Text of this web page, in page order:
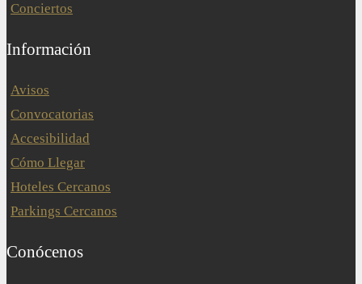
Conciertos
Información
Avisos
Convocatorias
Accesibilidad
Cómo Llegar
Hoteles Cercanos
Parkings Cercanos
Conócenos